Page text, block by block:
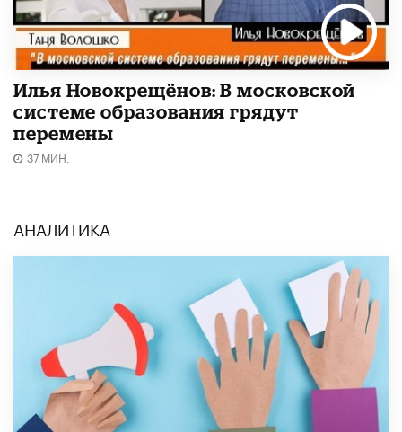
Илья Новокрещёнов: В московской
системе образования грядут
перемены
37 МИН.
АНАЛИТИКА